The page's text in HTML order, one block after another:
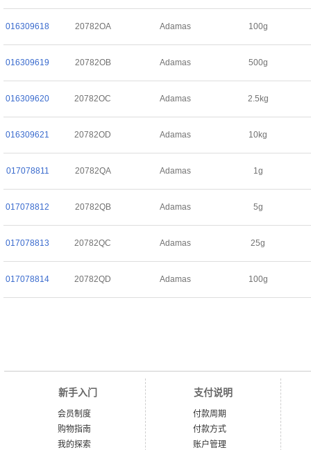
016309618 20782OA Adamas 100g
016309619 20782OB Adamas 500g
016309620 20782OC Adamas 2.5kg
016309621 20782OD Adamas 10kg
017078811 20782QA Adamas 1g
017078812 20782QB Adamas 5g
017078813 20782QC Adamas 25g
017078814 20782QD Adamas 100g
新手入门
会员制度
购物指南
我的探索
支付说明
付款周期
付款方式
账户管理